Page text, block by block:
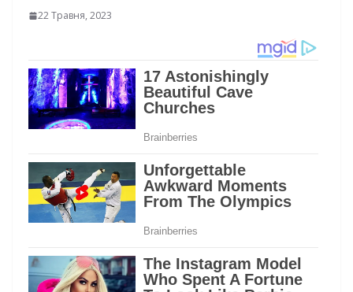
22 Травня, 2023